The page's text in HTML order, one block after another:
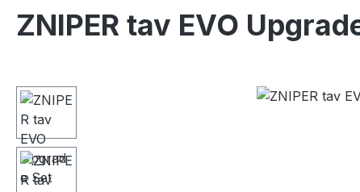
ZNIPER tav EVO
Bildergalerie überspringen